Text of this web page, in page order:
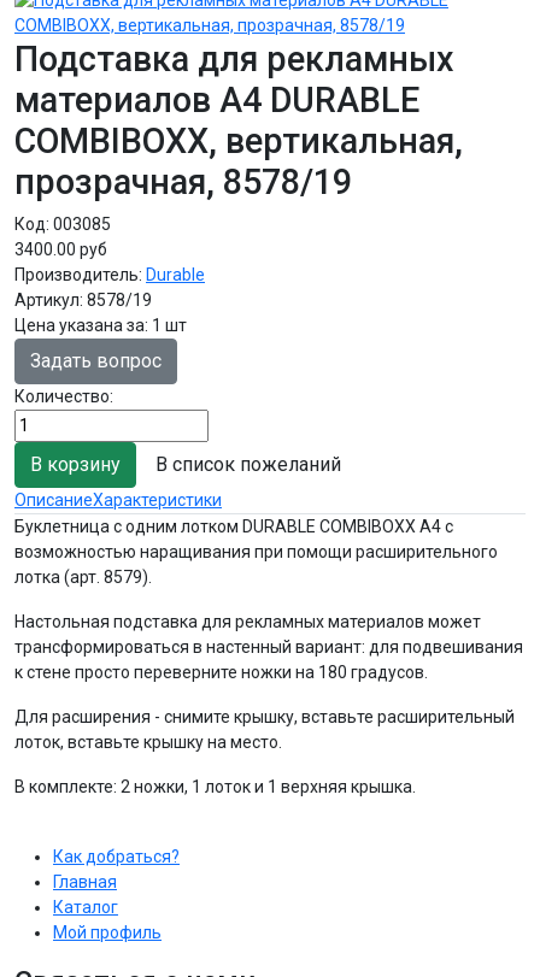
Подставка для рекламных
материалов А4 DURABLE
COMBIBOXX, вертикальная,
прозрачная, 8578/19
Код: 003085
3400.00 руб
Производитель: Durable
Артикул: 8578/19
Цена указана за: 1 шт
Задать вопрос
Количество:
В список пожеланий
ОписаниеХарактеристики
Буклетница с одним лотком DURABLE COMBIBOXX A4 с
возможностью наращивания при помощи расширительного
лотка (арт. 8579).
Настольная подставка для рекламных материалов может
трансформироваться в настенный вариант: для подвешивания
к стене просто переверните ножки на 180 градусов.
Для расширения - снимите крышку, вставьте расширительный
лоток, вставьте крышку на место.
В комплекте: 2 ножки, 1 лоток и 1 верхняя крышка.
Как добраться?
Главная
Каталог
Мой профиль